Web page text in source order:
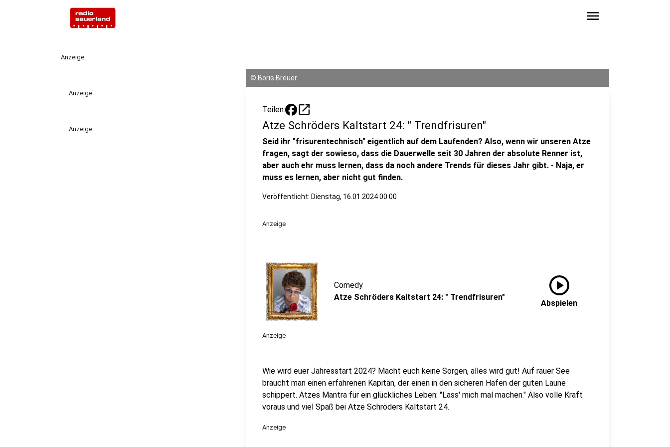
menu
Anzeige
Anzeige
Anzeige
© Boris Breuer
Teilen: open_in_new
Atze Schröders Kaltstart 24: " Trendfrisuren"
Seid ihr "frisurentechnisch" eigentlich auf dem Laufenden? Also, wenn wir unseren Atze
fragen, sagt der sowieso, dass die Dauerwelle seit 30 Jahren der absolute Renner ist,
aber auch ehr muss lernen, dass da noch andere Trends für dieses Jahr gibt. - Naja, er
muss es lernen, aber nicht gut finden.
Veröffentlicht: Dienstag, 16.01.2024 00:00
Anzeige
Comedy
Atze Schröders Kaltstart 24: " Trendfrisuren"
play_circle
Abspielen
Anzeige
Wie wird euer Jahresstart 2024? Macht euch keine Sorgen, alles wird gut! Auf rauer See
braucht man einen erfahrenen Kapitän, der einen in den sicheren Hafen der guten Laune
schippert. Atzes Mantra für ein glückliches Leben: "Lass' mich mal machen." Also volle Kraft
voraus und viel Spaß bei Atze Schröders Kaltstart 24.
Anzeige